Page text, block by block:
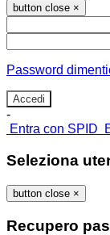
button close ×
Password
-
Entra con SPID
Seleziona
button close ×
Recupero